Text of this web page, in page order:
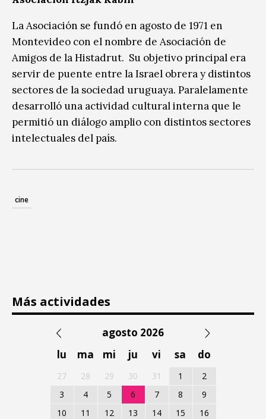
La Asociación se fundó en agosto de 1971 en
Montevideo con el nombre de Asociación de
Amigos de la Histadrut. Su objetivo principal era
servir de puente entre la Israel obrera y distintos
sectores de la sociedad uruguaya. Paralelamente
desarrolló una actividad cultural interna que le
permitió un diálogo amplio con distintos sectores
intelectuales del país.
cine
Más actividades
agosto 2026
lu
ma mi ju vi sa do
27 28 29 30 31 1
2
3
4 5 6 7 8
9
10
11 12 13 14 15
16